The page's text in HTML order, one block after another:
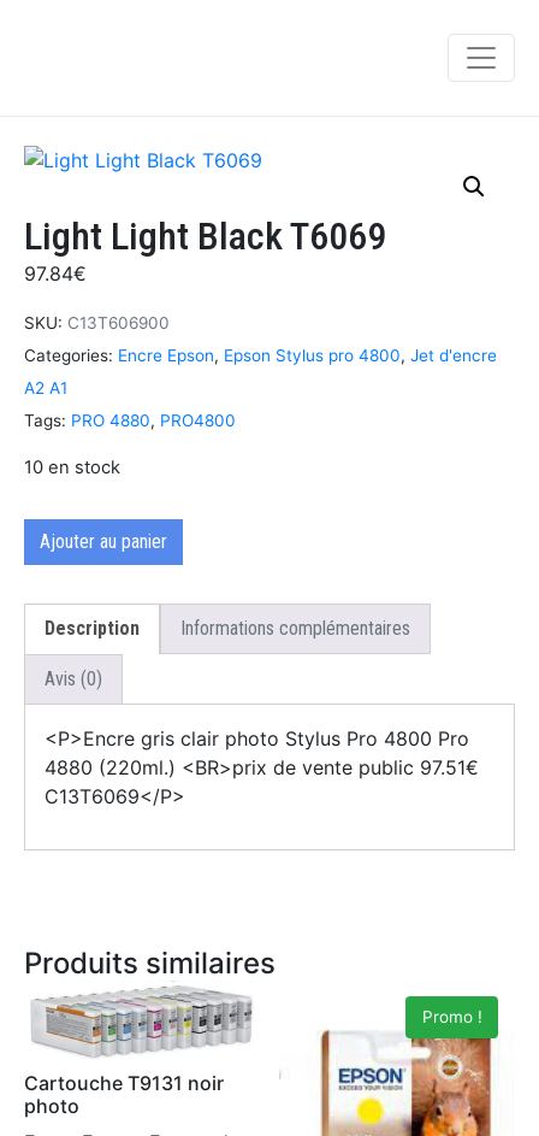
Light Light Black T6069
97.84€
SKU: C13T606900
Categories: Encre Epson, Epson Stylus pro 4800, Jet d'encre
A2 A1
Tags: PRO 4880, PRO4800
10 en stock
Ajouter au panier
Description Informations complémentaires
Avis (0)
<P>Encre gris clair photo Stylus Pro 4800 Pro
4880 (220ml.) <BR>prix de vente public 97.51€
C13T6069</P>
Produits similaires
Cartouche T9131 noir
photo
Promo !